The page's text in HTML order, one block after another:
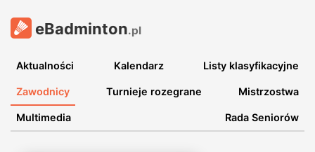
eBadminton.pl
Aktualności Kalendarz Listy klasyfikacyjne
Zawodnicy Turnieje rozegrane Mistrzostwa
Multimedia Rada Seniorów